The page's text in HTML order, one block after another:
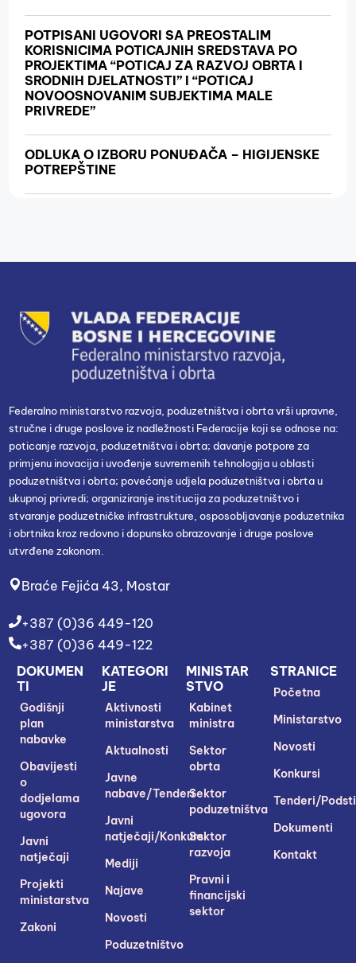
POTPISANI UGOVORI SA PREOSTALIM
KORISNICIMA POTICAJNIH SREDSTAVA PO
PROJEKTIMA “POTICAJ ZA RAZVOJ OBRTA I
SRODNIH DJELATNOSTI” I “POTICAJ
NOVOOSNOVANIM SUBJEKTIMA MALE
PRIVREDE”
ODLUKA O IZBORU PONUĐAČA – HIGIJENSKE
POTREPŠTINE
Federalno ministarstvo razvoja, poduzetništva i obrta vrši upravne,
stručne i druge poslove iz nadležnosti Federacije koji se odnose na:
poticanje razvoja, poduzetništva i obrta; davanje potpore za
primjenu inovacija i uvođenje suvremenih tehnologija u oblasti
poduzetništva i obrta; povećanje udjela poduzetništva i obrta u
ukupnoj privredi; organiziranje institucija za poduzetništvo i
stvaranje poduzetničke infrastrukture, osposobljavanje poduzetnika
i obrtnika kroz redovno i dopunsko obrazovanje i druge poslove
utvrđene zakonom.
Braće Fejića 43, Mostar
+387 (0)36 449-120
+387 (0)36 449-122
STRANICE
Početna
Ministarstvo
Novosti
Konkursi
Tenderi/
Dokumenti
Kontakt
MINISTAR
STVO
Kabinet
ministra
Sektor
obrta
Sektor
poduzetništva
Sektor
razvoja
Pravni i
financijski
sektor
KATEGORI
JE
Aktivnosti
ministarstva
Aktualnosti
Javne
nabave/Tenderi
Javni
natječaji/Konkursi
Mediji
Najave
Novosti
Poduzetništvo
DOKUMEN
TI
Godišnji
plan
nabavke
Obavijesti
o
dodjelama
ugovora
Javni
natječaji
Projekti
ministarstva
Zakoni